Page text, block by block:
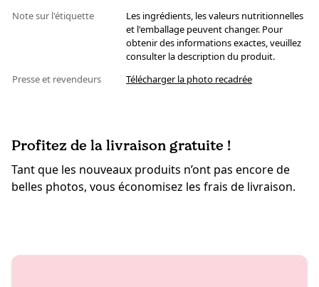
Note sur l'étiquette
Les ingrédients, les valeurs nutritionnelles
et l'emballage peuvent changer. Pour
obtenir des informations exactes, veuillez
consulter la description du produit.
Presse et revendeurs
Télécharger la photo recadrée
Profitez de la livraison gratuite !
Tant que les nouveaux produits n’ont pas encore de
belles photos, vous économisez les frais de livraison.